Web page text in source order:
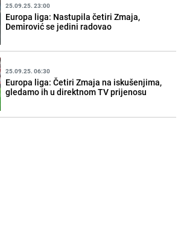
25.09.25. 23:00
Europa liga: Nastupila četiri Zmaja,
Demirović se jedini radovao
25.09.25. 06:30
Europa liga: Četiri Zmaja na iskušenjima,
gledamo ih u direktnom TV prijenosu